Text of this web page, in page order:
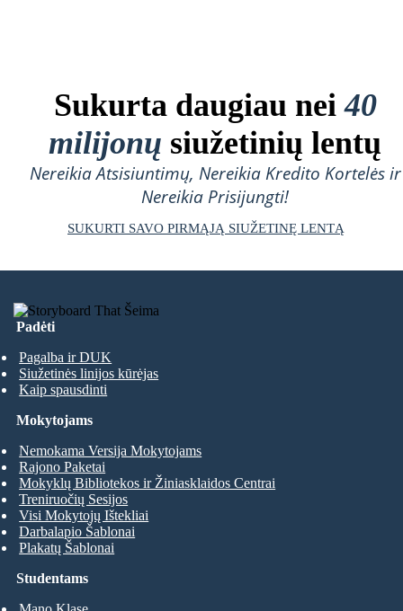
Sukurta daugiau nei40
milijonų siužetinių lentų
Nereikia Atsisiuntimų, Nereikia Kredito Kortelės ir
Nereikia Prisijungti!
SUKURTI SAVO PIRMĄJĄ SIUŽETINĘ LENTĄ
Padėti
Pagalba ir DUK
Siužetinės linijos kūrėjas
Kaip spausdinti
Studentams
Mokytojams
Nemokama Versija Mokytojams
Rajono Paketai
Mokyklų Bibliotekos ir Žiniasklaidos Centrai
Treniruočių Sesijos
Visi Mokytojų Ištekliai
Darbalapio Šablonai
Plakatų Šablonai